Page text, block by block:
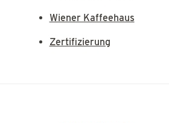
Wiener Kaffeehaus
Zertifizierung